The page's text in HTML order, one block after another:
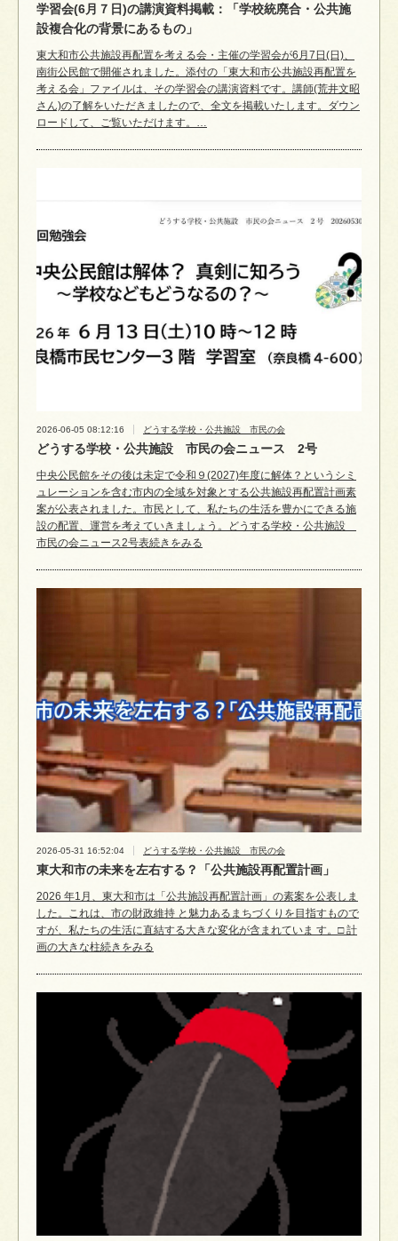
学習会(6月７日)の講演資料掲載：「学校統廃合・公共施
設複合化の背景にあるもの」
東大和市公共施設再配置を考える会・主催の学習会が6月7日(日)、
南街公民館で開催されました。添付の「東大和市公共施設再配置を
考える会」ファイルは、その学習会の講演資料です。講師(荒井文昭
さん)の了解をいただきましたので、全文を掲載いたします。ダウン
ロードして、ご覧いただけます。…
2026-06-05 08:12:16 どうする学校・公共施設 市民の会
どうする学校・公共施設 市民の会ニュース 2号
中央公民館をその後は未定で令和９(2027)年度に解体？というシミ
ュレーションを含む市内の全域を対象とする公共施設再配置計画素
案が公表されました。市民として、私たちの生活を豊かにできる施
設の配置、運営を考えていきましょう。どうする学校・公共施設
市民の会ニュース2号表続きをみる
2026-05-31 16:52:04 どうする学校・公共施設 市民の会
東大和市の未来を左右する？「公共施設再配置計画」
2026 年1月、東大和市は「公共施設再配置計画」の素案を公表しま
した。これは、市の財政維持 と魅力あるまちづくりを目指すもので
すが、私たちの生活に直結する大きな変化が含まれていま す。□ 計
画の大きな柱続きをみる